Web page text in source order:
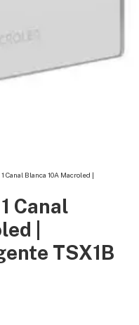
Canal Blanca 10A Macroled |
Canal
|
TSX1B